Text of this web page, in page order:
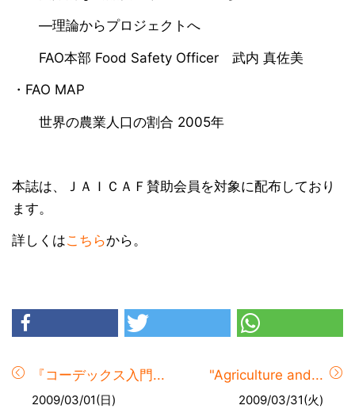
―理論からプロジェクトへ
FAO本部 Food Safety Officer 武内 真佐美
・FAO MAP
世界の農業人口の割合 2005年
本誌は、ＪＡＩＣＡＦ賛助会員を対象に配布しており
ます。
詳しくはこちらから。
『コーデックス入門...
2009/03/01(日)
"Agriculture and...
2009/03/31(火)